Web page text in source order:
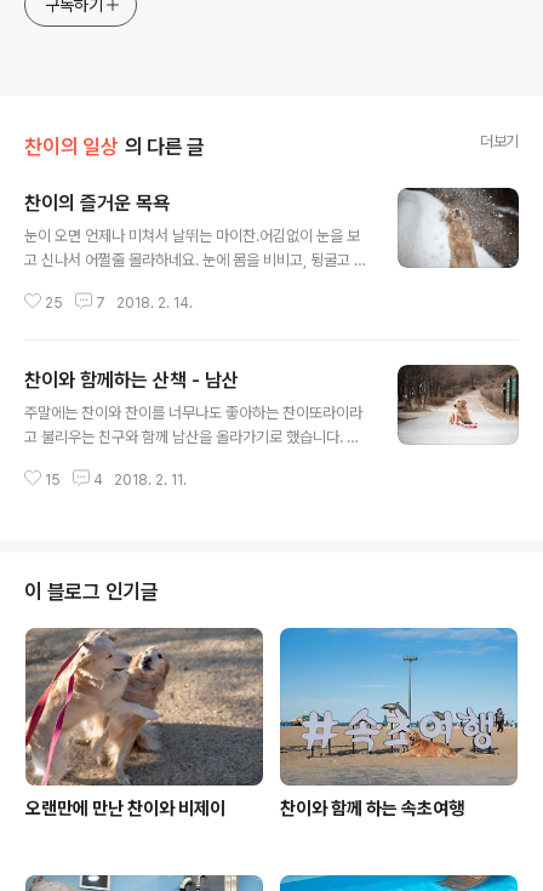
구독하기
찬이의 일상 의 다른 글 더보기
찬이의 즐거운 목욕
눈이 오면 언제나 미쳐서 날뛰는 마이찬.어김없이 눈을 보
고 신나서 어쩔줄 몰라하네요. 눈에 몸을 비비고, 뒹굴고 눈
거지? 놀다 지쳤는지 눈위에서 퍼질러 누워버리네요.눈 찜
으니 이제 목욕을 좀 해볼까?이리와!! 머리에 샴푸를 뿌리
고 거품을 퐁퐁퐁 ㅋㅋ시원한지 꼼짝도 안하고 눈을 감고
가만히 있네요.찬이야 설마... 너 자는거 아니지? 코위에 거
ㅎㅎ코에 거품있는것도 귀여운데 표정까지 ㅎㅎㅎ 목욕하
25 7 2018. 2. 14.
찬이와 함께하는 산책 - 남산
주말에는 찬이와 찬이를 너무나도 좋아하는 찬이또라이라
고 불리우는 친구와 함께 남산을 올라가기로 했습니다. 찬
없는 관계로 줄은 살짝 놓아둔채 셔터를 ㅋㅋ참고로 찬이
만한 벤치가 나와서 잠시 쉬기로 했답니다.찬이와 비와이
둘은 작은눈도 닮았고 약간은 까칠한 성격도 닮았답니다.
더 올라가다 보니 예전에 물이 흐르던 곳에 얼음과 눈이 있
어 잠시 줄을 풀어주기로했습니다.여기는 길이 아니라 사
람이 다니지 않는 곳이랍니다.그래서 잠시 풀어주기로 했
습니다. 찬이는 바닥에 있는 눈을 미친듯이 먹기 시작을 했
고 ..
15 4 2018. 2. 11.
이 블로그 인기글
오랜만에 만난 찬이와 비제이 찬이와 함께 하는 속초여행